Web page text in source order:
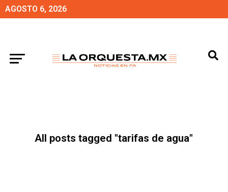
AGOSTO 6, 2026
All posts tagged "tarifas de agua"